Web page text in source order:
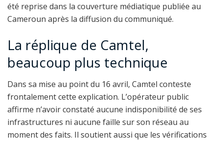
été reprise dans la couverture médiatique publiée au
Cameroun après la diffusion du communiqué.
La réplique de Camtel,
beaucoup plus technique
Dans sa mise au point du 16 avril, Camtel conteste
frontalement cette explication. L’opérateur public
affirme n’avoir constaté aucune indisponibilité de ses
infrastructures ni aucune faille sur son réseau au
moment des faits. Il soutient aussi que les vérifications